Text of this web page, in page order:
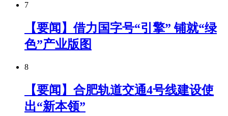
7
【要闻】借力国字号“引擎” 铺就“绿
色”产业版图
8
【要闻】合肥轨道交通4号线建设使
出“新本领”